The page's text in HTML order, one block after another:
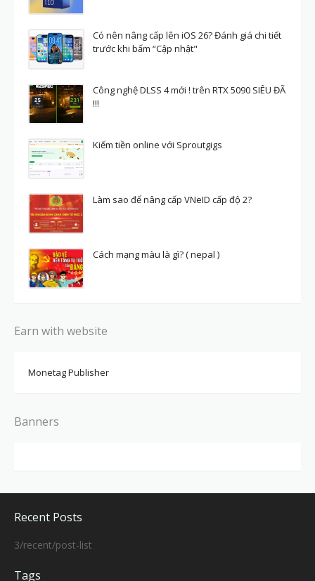
Có nên nâng cấp lên iOS 26? Đánh giá chi tiết
trước khi bấm “Cập nhật"
Công nghệ DLSS 4 mới ! trên RTX 5090 SIÊU ĐÃ
!!!
Kiếm tiền online với Sproutgigs
Làm sao để nâng cấp VNeID cấp độ 2?
Cách mạng màu là gì? ( nepal )
Earn with website
Monetag Publisher
Banners
Recent Posts
3/recent/post-list
Tags